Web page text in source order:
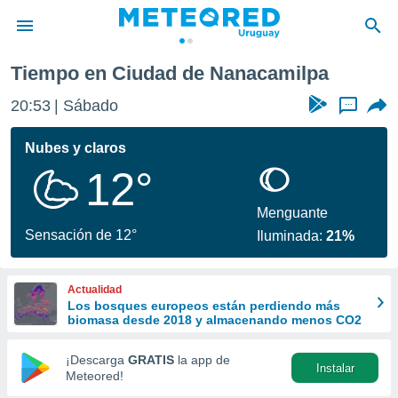
de
ha
calidad.
a este
las
y
forma
digital
basada
Tiempo en Ciudad de Nanacamilpa
20:53 Sábado ...
Nubes y claros
12°
Sensación de 12°
Menguante
Iluminada:21%
Actualidad
Los bosques europeos están perdiendo más
biomasa desde 2018 y almacenando menos CO2
¡Descarga GRATIS la app de
Meteored!
Instalar